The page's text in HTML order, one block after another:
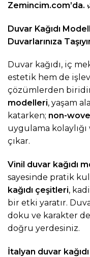
Zemincim.com’da.
Duvar Kağıdı
Duvarlarınıza
Duvar kağıdı, iç
estetik hem de
çözümlerden
modelleri, yaşam
katarken; non-
uygulama kolaylığı
çıkar.
Vinil duvar kağıdı
sayesinde pratik
kağıdı çeşitleri,
bir etki yaratır.
doku ve karakter
doğru yerdesiniz.
İtalyan duvar kağıdı